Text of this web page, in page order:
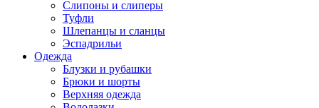
Слипоны и слиперы
Туфли
Шлепанцы и сланцы
Эспадрильи
Одежда
Блузки и рубашки
Брюки и шорты
Верхняя одежда